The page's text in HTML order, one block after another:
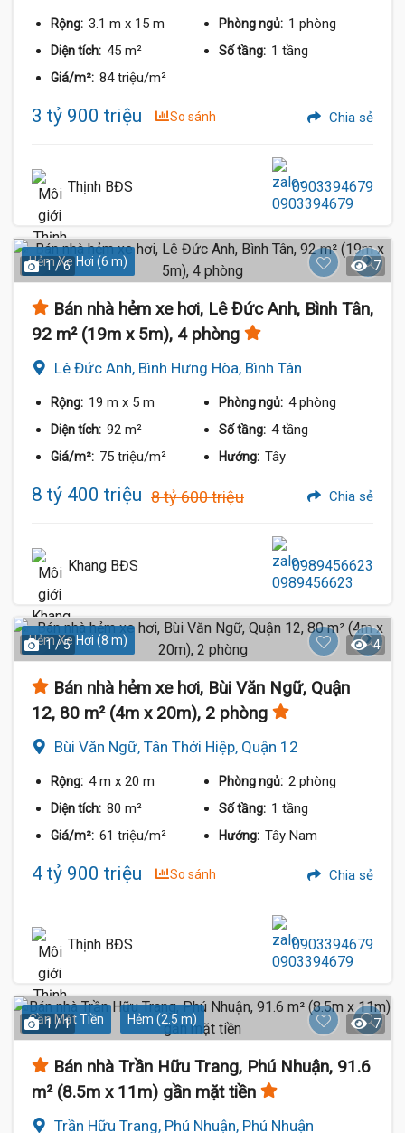
Rộng: 3.1 m x 15 m Phòng ngủ: 1 phòng
Diện tích: 45 m² Số tầng: 1 tầng
Giá/m²: 84 triệu/m²
3 tỷ 900 triệu So sánh Chia sẻ
Thịnh BĐS 0903394679
Hẻm Xe Hơi (6 m)
1 / 6 7
Bán nhà hẻm xe hơi, Lê Đức Anh, Bình Tân,
92 m² (19m x 5m), 4 phòng
Lê Đức Anh, Bình Hưng Hòa, Bình Tân
Rộng: 19 m x 5 m Phòng ngủ: 4 phòng
Diện tích: 92 m² Số tầng: 4 tầng
Giá/m²: 75 triệu/m² Hướng: Tây
8 tỷ 400 triệu 8 tỷ 600 triệu Chia sẻ
Khang BĐS 0989456623
Hẻm Xe Hơi (8 m)
1 / 5 4
Bán nhà hẻm xe hơi, Bùi Văn Ngữ, Quận
12, 80 m² (4m x 20m), 2 phòng
Bùi Văn Ngữ, Tân Thới Hiệp, Quận 12
Rộng: 4 m x 20 m Phòng ngủ: 2 phòng
Diện tích: 80 m² Số tầng: 1 tầng
Giá/m²: 61 triệu/m² Hướng: Tây Nam
4 tỷ 900 triệu So sánh Chia sẻ
Thịnh BĐS 0903394679
Gần Mặt Tiền Hẻm (2.5 m)
1 / 1 7
Bán nhà Trần Hữu Trang, Phú Nhuận, 91.6
m² (8.5m x 11m) gần mặt tiền
Trần Hữu Trang, Phú Nhuận, Phú Nhuận